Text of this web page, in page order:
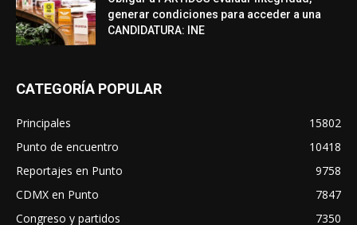
generar condiciones para acceder a una
CANDIDATURA: INE
CATEGORÍA POPULAR
Principales
15802
Punto de encuentro
10418
Reportajes en Punto
9758
CDMX en Punto
7847
Congreso y partidos
7350